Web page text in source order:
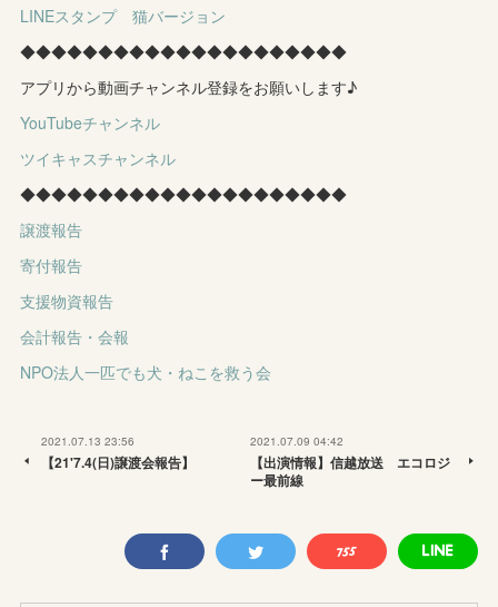
LINEスタンプ 猫バージョン
◆◆◆◆◆◆◆◆◆◆◆◆◆◆◆◆◆◆◆◆◆
アプリから動画チャンネル登録をお願いします♪
YouTubeチャンネル
ツイキャスチャンネル
◆◆◆◆◆◆◆◆◆◆◆◆◆◆◆◆◆◆◆◆◆
譲渡報告
寄付報告
支援物資報告
会計報告・会報
NPO法人一匹でも犬・ねこを救う会
2021.07.13 23:56
【21'7.4(日)譲渡会報告】
2021.07.09 04:42
【出演情報】信越放送 エコロジ
ー最前線